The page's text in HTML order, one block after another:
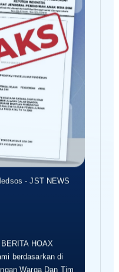
- JST NEWS
HOAX
berdasarkan di
Warga Dan Tim